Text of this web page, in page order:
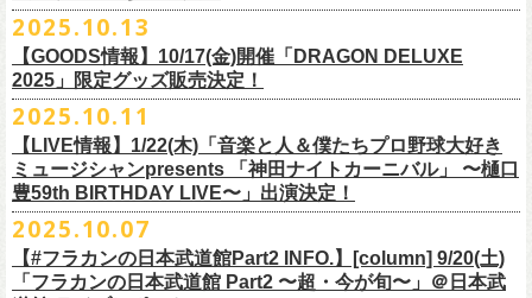
US BREWERY（近日発表！）
出演アーティスト：
アホマイルド坂本（MC）
2月6日（金）
◆音楽◆
bird
THE LOCAL PINTS
◆お笑いステージ◆
＊11/27(木)より配信中
◎『フラワーカンパニーズ「ゾロ目だョ全員集合!〜フラカン33年、野音
99年〜」2022.9.23 日比谷野外大音楽堂』
＊＊＊＊＊＊
ーーー12/5(金)19:00〜U-NEXTにて独占ライブ配信開始！ーーー
◎フラワーカンパニーズ「フラカンの日本武道館 Part2 〜超・今が
旬〜」
配信日：2025年12月5日(金)19:00〜 ※見逃し配信あり
視聴料：U-NEXT月額会員視聴無料
日目 2023.12.14 京都磔磔
日目 2023.12.14 京都磔磔
配信日：2025年12月5日(金)19:00〜 ※見逃し配信あり
視聴料：U-NEXT月額会員視聴無料配信URL：
//t.unext.jp/r/flowercompanyz
＊U-NEXT過去ライブ作品配信詳細
※配信開始日は変更になる場合があります
①11/20(木)配信開始予定
◎「フラカンの横浜アリーナ -リモートライヴ編- 〜生き続けてる事は最
大のメッセージ！〜」 2020.8.27 横浜アリーナ *無観客配信ライブ
デーゲーム’25」の開催が決定！
12月31日(水)＠新代田LIVE HOUSE FEVERにて、今年は14:00からライ
ブスタート！
年越しのライブ配信はございません。
チケットの発売日は11月15日(土)。
今年も充実のライブ・ツアー活動を行なってきたフラカンの2025年のラ
イブ納めとなる今公演、どうぞお楽しみください！
◎フラワーカンパニーズ大晦日ライブ「ヤングデーゲーム’25」
※撮影・録音・録画などは禁止とさせていただきます。また開場時のご
自分の席以外の席取りは
ご遠慮ください。
※飲食を伴うイベントのため、公演当日、体調不良や発熱症状のある方
は、来場をご遠慮いただ
きますようお願いいたします。
※ミュージシャンによるトークイベントですが、音楽の話は一切いたし
ませんのでご了承くださ
い。
公演に関するお問い合わせ LOFT9 Shibuya
10月25日(土)よりスタートしたフラワーカンパニーズ ワンマンツアー
「フラカンのチョイナチョイナ’25/’26」 ポスターをニワトリ堂にて限定
販売致します。
10月30日(木)9:00〜販売開始となります。
＊数に限りがございます。
ーズの現在地を語る。
https://donutroll.tokyo/wd/20251110_donut20/
2025.10.13
【GOODS情報】10/17(金)開催「DRAGON DELUXE
2025」限定グッズ販売決定！
10月17日(金)＠名古屋DIAMOND HALLにて開催するフラワーカンパニー
ズ presents 「DRAGON DELUXE 2025〜特別編〜」【俺たちのザ・ベス
トテンPart2】
の限定グッズとして、アクリルキーホルダーの販売が決定！
当日会場にて販売いたします。
2025.10.11
【LIVE情報】1/22(木)「音楽と人＆僕たちプロ野球大好き
ミュージシャンpresents 「神田ナイトカーニバル」 〜樋口
豊59th BIRTHDAY LIVE〜」出演決定！
『音楽と人』で好評連載中のBUCK∞TICKのベーシスト・樋口豊のコラム
「タイガース、今年も優勝だ!!」から派生したトークイベント〈僕たち、
プロ野球大好きミュージシャンです！〉presentsによるライヴの開催が決
2025.10.07
【#フラカンの日本武道館Part2 INFO.】[column] 9/20(土)
「フラカンの日本武道館 Part2 〜超・今が旬〜」＠日本武